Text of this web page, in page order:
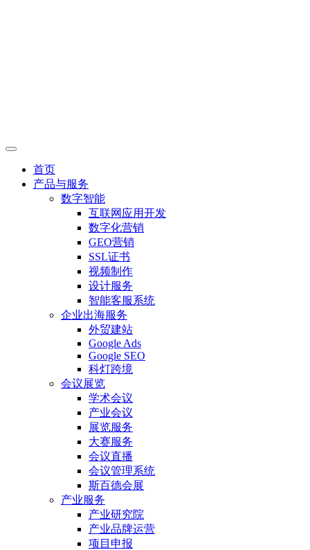
首页
产品与服务
数字智能
互联网应用开发
数字化营销
GEO营销
SSL证书
视频制作
设计服务
智能客服系统
企业出海服务
外贸建站
Google Ads
Google SEO
科灯跨境
会议展览
学术会议
产业会议
展览服务
大赛服务
会议直播
会议管理系统
斯百德会展
产业服务
产业研究院
产业品牌运营
项目申报